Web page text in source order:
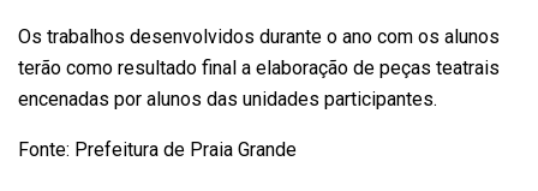
Os trabalhos desenvolvidos durante o ano com os alunos
terão como resultado final a elaboração de peças teatrais
encenadas por alunos das unidades participantes.
Fonte: Prefeitura de Praia Grande